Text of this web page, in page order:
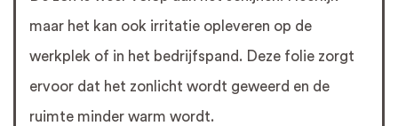
maar het kan ook irritatie opleveren op de
werkplek of in het bedrijfspand. Deze folie zorgt
ervoor dat het zonlicht wordt geweerd en de
ruimte minder warm wordt.